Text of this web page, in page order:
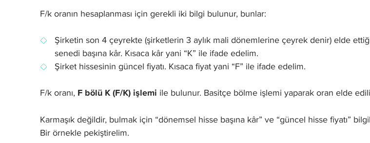
F/k oranın hesaplanması için gerekli iki bilgi bulunur, bunlar:
Şirketin son 4 çeyrekte (şirketlerin 3 aylık mali dönemlerine çeyrek denir) elde
senedi başına kâr. Kısaca kâr yani “K” ile ifade edelim.
Şirket hissesinin güncel fiyatı. Kısaca fiyat yani “F” ile ifade edelim.
F/k oranı, F bölü K (F/K) işlemi ile bulunur. Basitçe bölme işlemi yaparak oran elde
Karmaşık değildir, bulmak için “dönemsel hisse başına kâr” ve “güncel hisse fiyatı”
Bir örnekle pekiştirelim.